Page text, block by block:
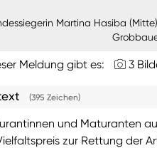
Martina Hasiba
Meldung gibt es: 3
(395 Zeichen)
und Maturanten
zur Rettung der